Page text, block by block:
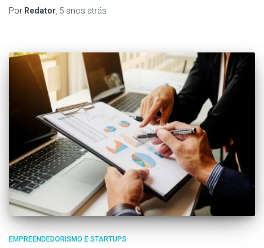
Por Redator 5 anos atrás
EMPREENDEDORISMO E STARTUPS